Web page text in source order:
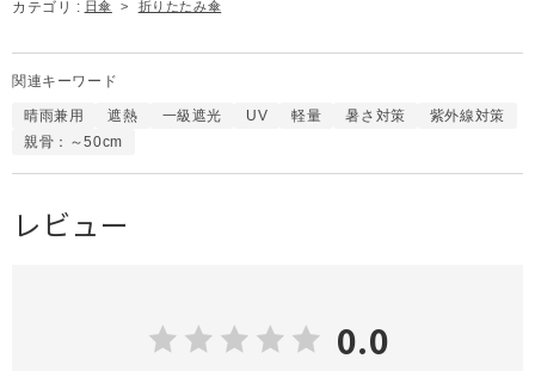
カテゴリ : 日傘 > 折りたたみ傘
関連キーワード
晴雨兼用 遮熱 一級遮光 UV 軽量 暑さ対策
紫外線対策
親骨：～50cm
レビュー
0.0